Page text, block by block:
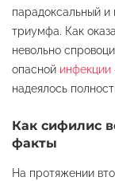
парадоксальный
триумфа. Как
невольно
опасной
надеялось
Как сифилис
факты
На протяжении